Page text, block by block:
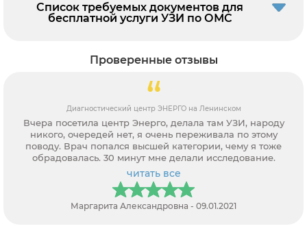
Список требуемых документов для
бесплатной услуги УЗИ по ОМС
Проверенные отзывы
Диагностический центр ЭНЕРГО на Ленинском
Вчера посетила центр Энерго, делала там УЗИ, народу
никого, очередей нет, я очень переживала по этому
поводу. Врач попался высшей категории, чему я тоже
обрадовалась. 30 минут мне делали исследование.
читать все
Маргарита Александровна - 09.01.2021